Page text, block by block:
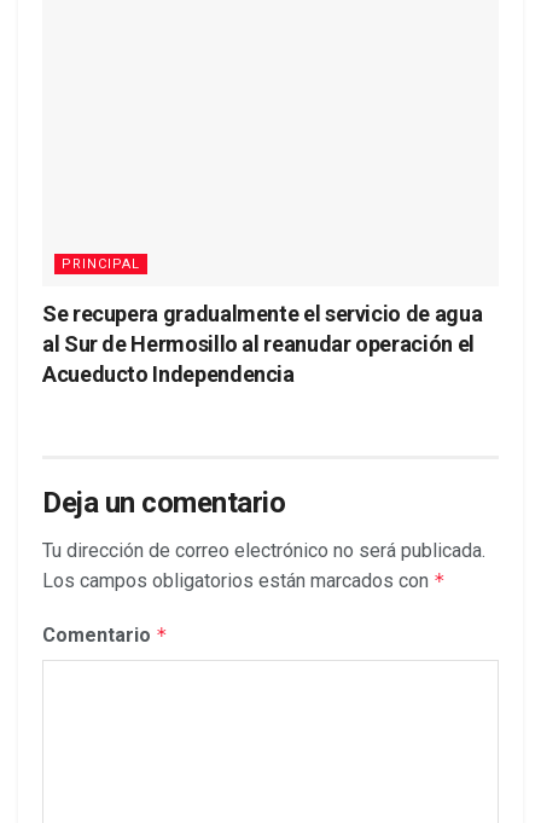
PRINCIPAL
Se recupera gradualmente el servicio de agua
al Sur de Hermosillo al reanudar operación el
Acueducto Independencia
Deja un comentario
Tu dirección de correo electrónico no será publicada.
Los campos obligatorios están marcados con *
Comentario *